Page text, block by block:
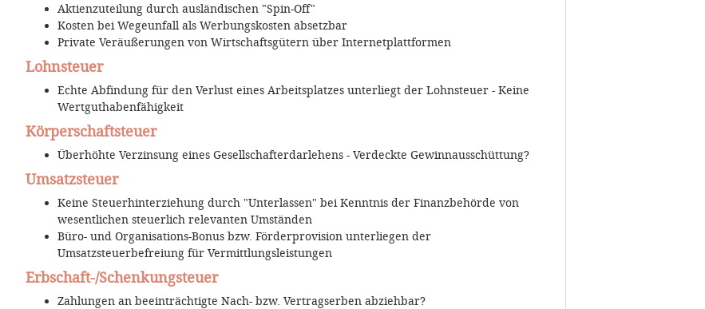
Aktienzuteilung durch ausländischen "Spin-Off"
Kosten bei Wegeunfall als Werbungskosten absetzbar
Private Veräußerungen von Wirtschaftsgütern über Internetplattformen
Lohnsteuer
Echte Abfindung für den Verlust eines Arbeitsplatzes unterliegt der Lohnsteuer - Keine
Wertguthabenfähigkeit
Körperschaftsteuer
Überhöhte Verzinsung eines Gesellschafterdarlehens - Verdeckte Gewinnausschüttung?
Umsatzsteuer
Keine Steuerhinterziehung durch "Unterlassen" bei Kenntnis der Finanzbehörde von
wesentlichen steuerlich relevanten Umständen
Büro- und Organisations-Bonus bzw. Förderprovision unterliegen der
Umsatzsteuerbefreiung für Vermittlungsleistungen
Erbschaft-/Schenkungsteuer
Zahlungen an beeinträchtigte Nach- bzw. Vertragserben abziehbar?